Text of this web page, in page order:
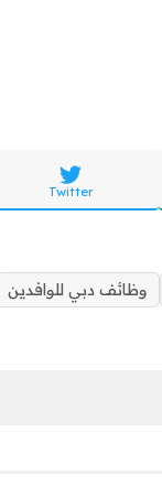
Twitter
وظائف دبي للوافدين